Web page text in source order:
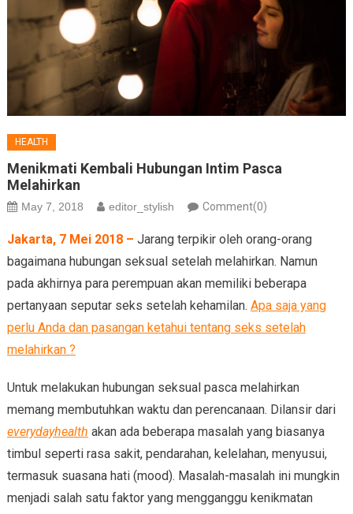
HEALTH
Menikmati Kembali Hubungan Intim Pasca
Melahirkan
May 7, 2018 editor_stylish Comment(0)
Jakarta, 7 Mei 2018 – Jarang terpikir oleh orang-orang
bagaimana hubungan seksual setelah melahirkan. Namun
pada akhirnya para perempuan akan memiliki beberapa
pertanyaan seputar seks setelah kehamilan. Apa saja yang
perlu Anda dan pasangan ketahui tentang seks setelah
melahirkan ?
Untuk melakukan hubungan seksual pasca melahirkan
memang membutuhkan waktu dan perencanaan. Dilansir dari
everydayhealth akan ada beberapa masalah yang biasanya
timbul seperti rasa sakit, pendarahan, kelelahan, menyusui,
termasuk suasana hati (mood). Masalah-masalah ini mungkin
menjadi salah satu faktor yang mengganggu kenikmatan